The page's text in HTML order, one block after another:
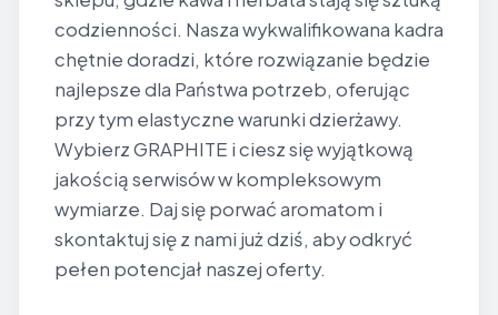
codzienności. Nasza wykwalifikowana kadra
chętnie doradzi, które rozwiązanie będzie
najlepsze dla Państwa potrzeb, oferując
przy tym elastyczne warunki dzierżawy.
Wybierz GRAPHITE i ciesz się wyjątkową
jakością serwisów w kompleksowym
wymiarze. Daj się porwać aromatom i
skontaktuj się z nami już dziś, aby odkryć
pełen potencjał naszej oferty.